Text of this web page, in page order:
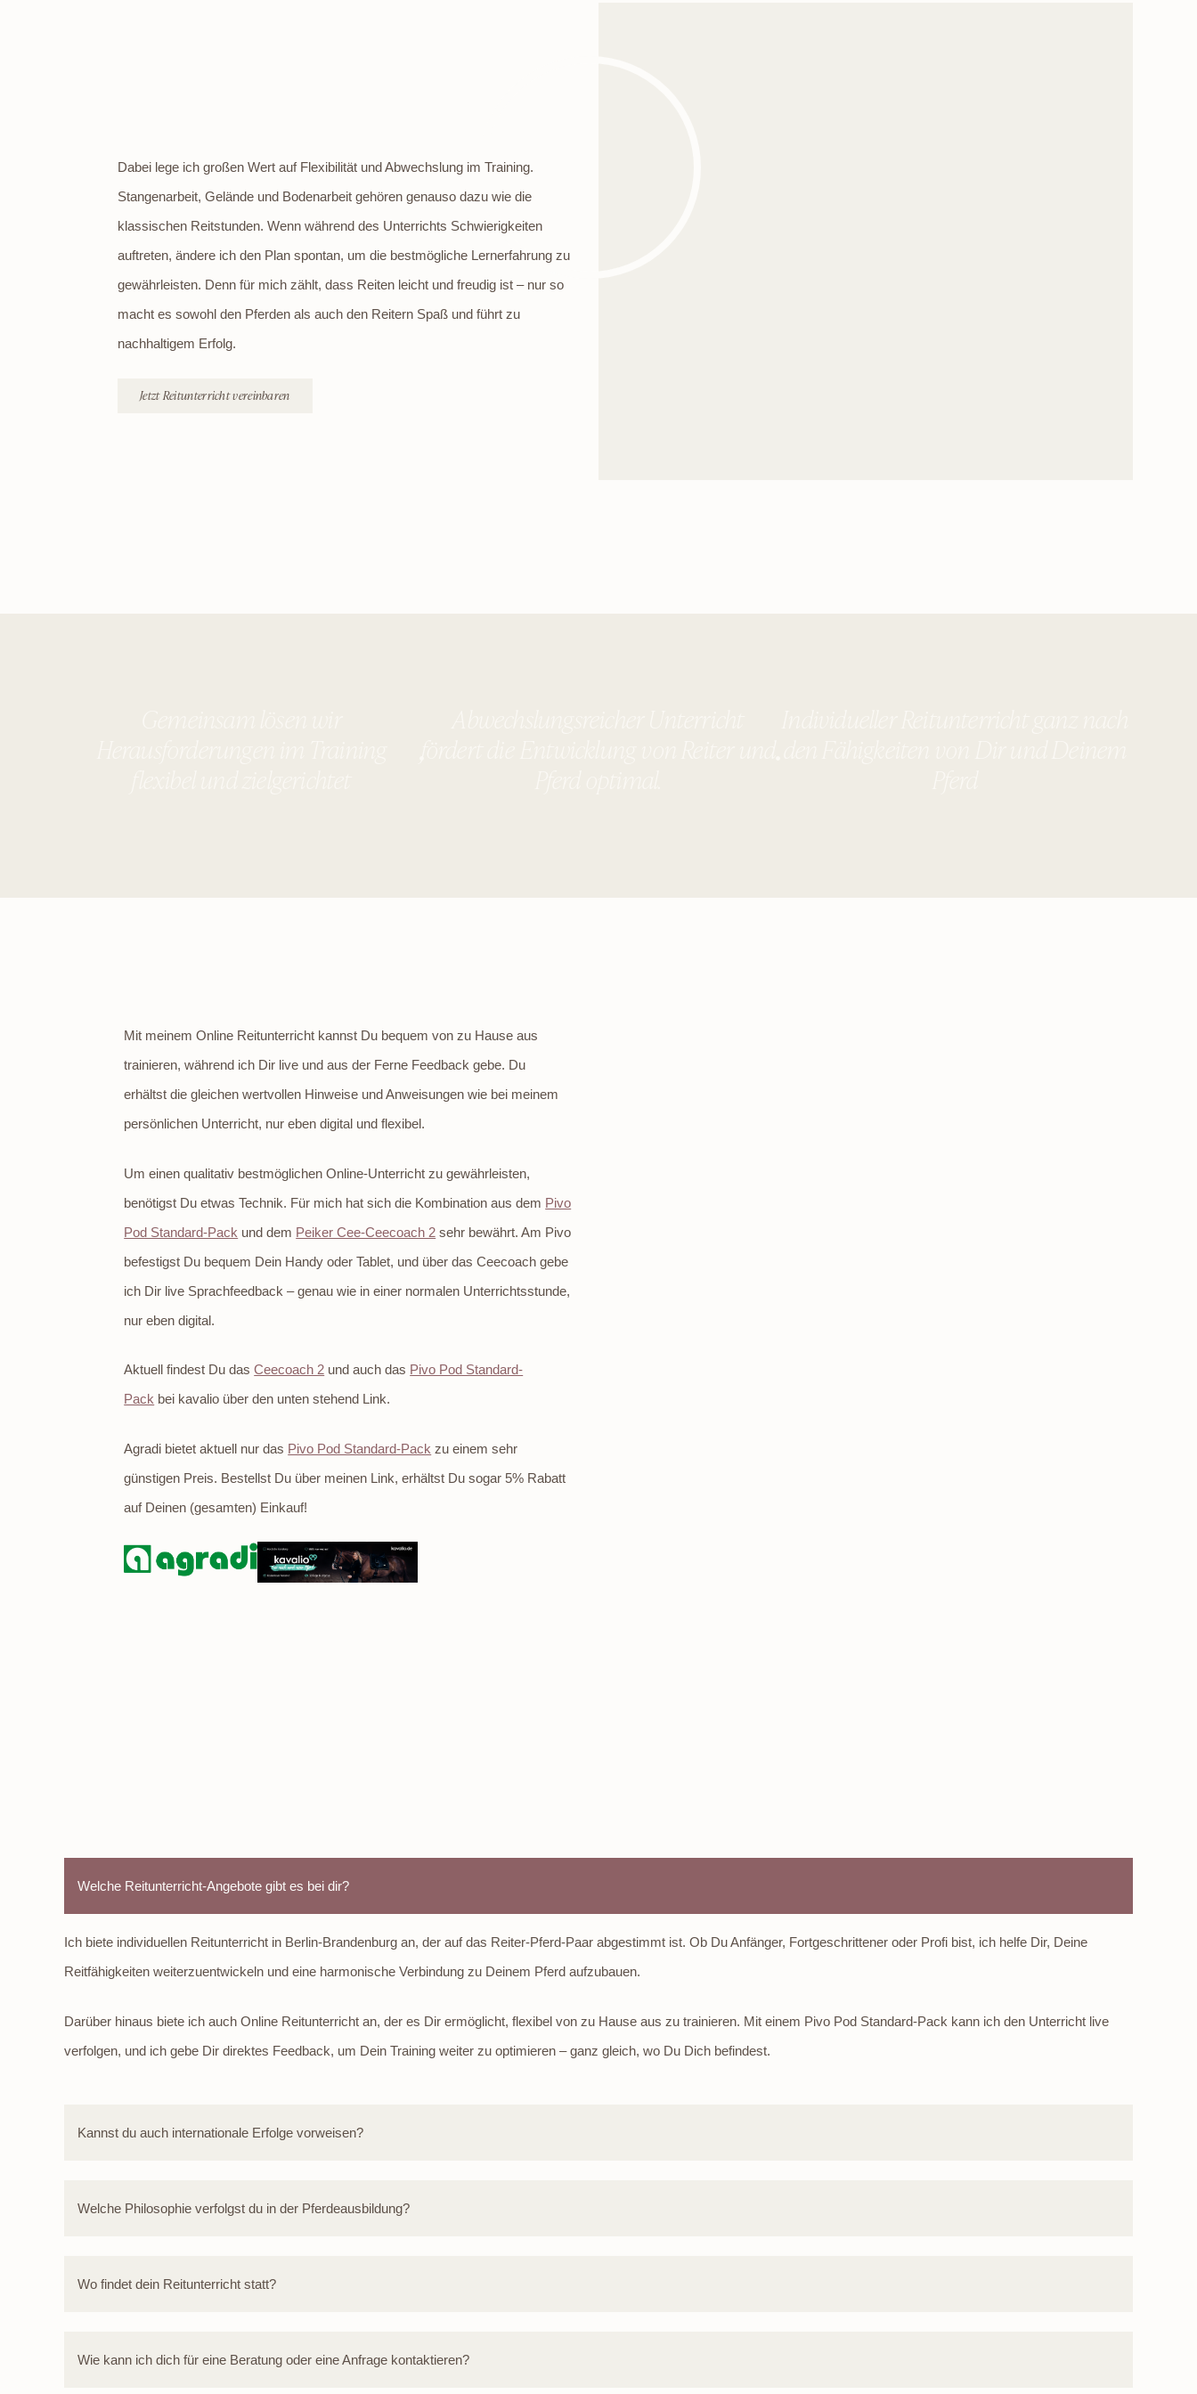
Dabei lege ich großen Wert auf Flexibilität und Abwechslung im Training.
Stangenarbeit, Gelände und Bodenarbeit gehören genauso dazu wie die
klassischen Reitstunden. Wenn während des Unterrichts Schwierigkeiten
auftreten, ändere ich den Plan spontan, um die bestmögliche Lernerfahrung zu
gewährleisten. Denn für mich zählt, dass Reiten leicht und freudig ist – nur so
macht es sowohl den Pferden als auch den Reitern Spaß und führt zu
nachhaltigem Erfolg.
Jetzt Reitunterricht vereinbaren
Mit meinem Online Reitunterricht kannst Du bequem von zu Hause aus
trainieren, während ich Dir live und aus der Ferne Feedback gebe. Du
erhältst die gleichen wertvollen Hinweise und Anweisungen wie bei meinem
persönlichen Unterricht, nur eben digital und flexibel.
Um einen qualitativ bestmöglichen Online-Unterricht zu gewährleisten,
benötigst Du etwas Technik. Für mich hat sich die Kombination aus dem Pivo
Pod Standard-Pack und dem Peiker Cee-Ceecoach 2 sehr bewährt. Am Pivo
befestigst Du bequem Dein Handy oder Tablet, und über das Ceecoach gebe
ich Dir live Sprachfeedback – genau wie in einer normalen Unterrichtsstunde,
nur eben digital.
Aktuell findest Du dasCeecoach 2 und auch das Pivo Pod Standard-
Pack bei kavalio über den unten stehend Link.
Agradi bietet aktuell nur das Pivo Pod Standard-Pack zu einem sehr
günstigen Preis. Bestellst Du über meinen Link, erhältst Du sogar 5% Rabatt
auf Deinen (gesamten) Einkauf!
Welche Reitunterricht-Angebote gibt es bei dir?
Ich biete individuellen Reitunterricht in Berlin-Brandenburg an, der auf das Reiter-Pferd-Paar abgestimmt ist. Ob Du Anfänger, Fortgeschrittener oder Profi bist, ich helfe Dir, Deine
Reitfähigkeiten weiterzuentwickeln und eine harmonische Verbindung zu Deinem Pferd aufzubauen.
Darüber hinaus biete ich auch Online Reitunterricht an, der es Dir ermöglicht, flexibel von zu Hause aus zu trainieren. Mit einem Pivo Pod Standard-Pack kann ich den Unterricht live
verfolgen, und ich gebe Dir direktes Feedback, um Dein Training weiter zu optimieren – ganz gleich, wo Du Dich befindest.
Kannst du auch internationale Erfolge vorweisen?
Welche Philosophie verfolgst du in der Pferdeausbildung?
Wo findet dein Reitunterricht statt?
Wie kann ich dich für eine Beratung oder eine Anfrage kontaktieren?